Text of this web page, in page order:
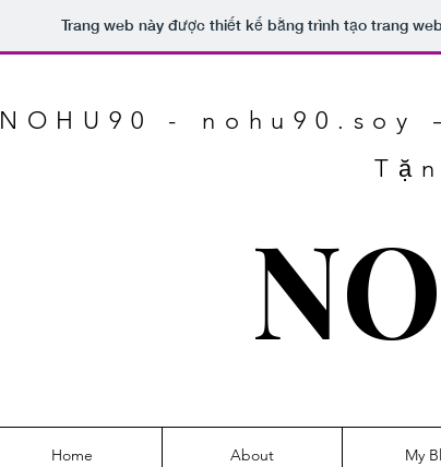
Trang web này được thiết kế bằng trình tạo trang web
NOHU90 - nohu90.soy
Home About My